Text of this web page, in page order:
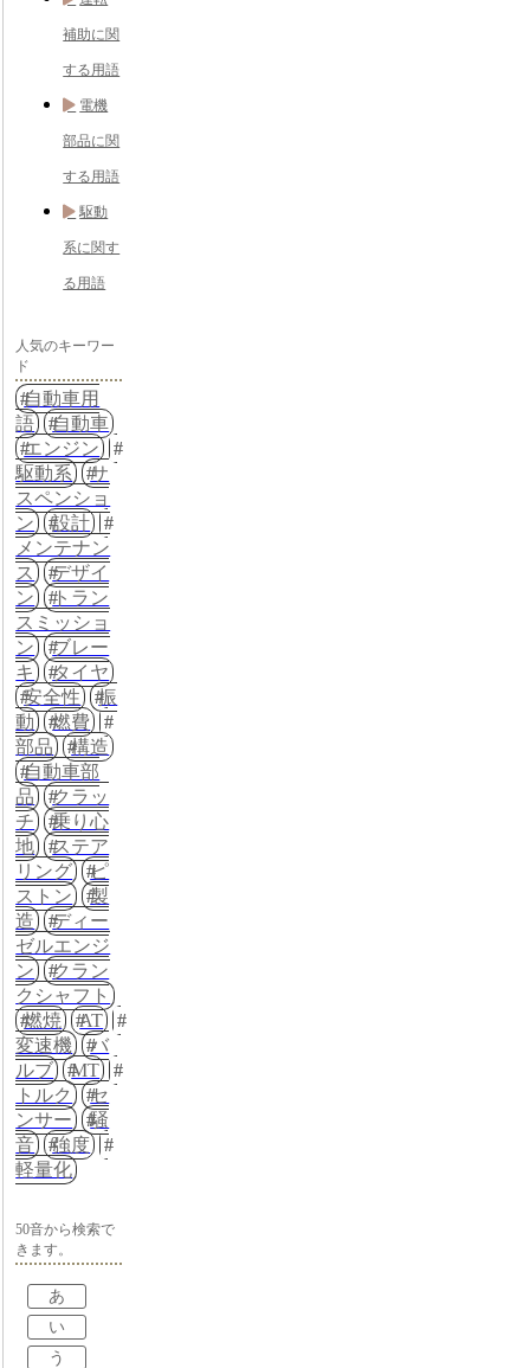
補助に関
する用語
電機
部品に関
する用語
駆動
系に関す
る用語
人気のキーワー
ド
自動車用
語
自動車
エンジン
駆動系
サ
スペンショ
ン
設計
メンテナン
ス
デザイ
ン
トラン
スミッショ
ン
ブレー
キ
タイヤ
安全性
振
動
燃費
部品
構造
自動車部
品
クラッ
チ
乗り心
地
ステア
リング
ピ
ストン
製
造
ディー
ゼルエンジ
ン
クラン
クシャフト
燃焼
AT
変速機
バ
ルブ
MT
トルク
セ
ンサー
騒
音
強度
軽量化
50音から検索で
きます。
あ
い
う